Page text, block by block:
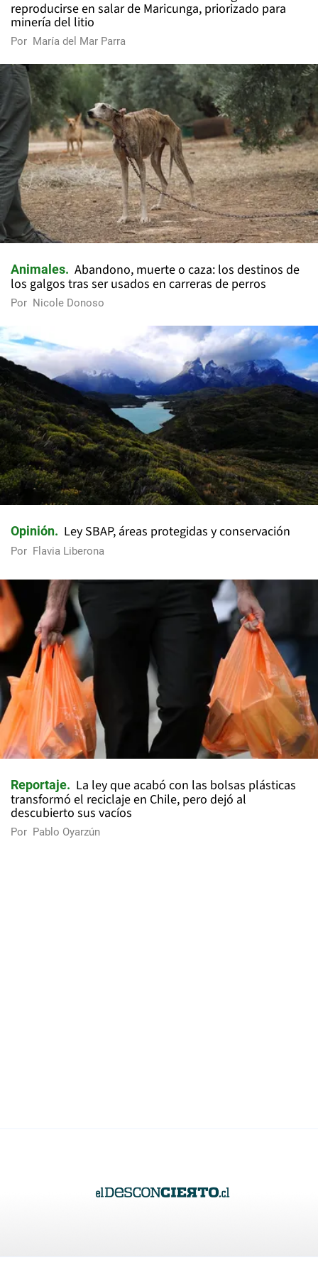
reproducirse en salar de Maricunga, priorizado para
minería del litio
Por María del Mar Parra
Animales
Abandono, muerte o caza: los destinos de
los galgos tras ser usados en carreras de perros
Por Nicole Donoso
Opinión Ley SBAP, áreas protegidas y conservación
Por Flavia Liberona
Reportaje
La ley que acabó con las bolsas plásticas
transformó el reciclaje en Chile, pero dejó al
descubierto sus vacíos
Por Pablo Oyarzún